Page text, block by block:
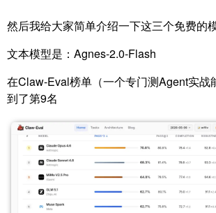
然后我给大家简单介绍一下这三个免费的
文本模型是：Agnes-2.0-Flash
在Claw-Eval榜单（一个专门测Agent实战
到了第9名